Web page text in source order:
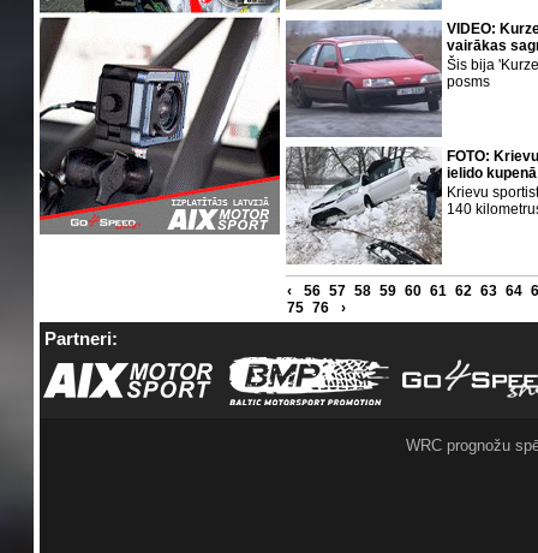
VIDEO:
vairākas
Šis bija
posms
FOTO:
ielido kupenā
Krievu
140
‹ 56 57 58 59 60 61 62 63 64
75 76 ›
Partneri:
WRC prognožu